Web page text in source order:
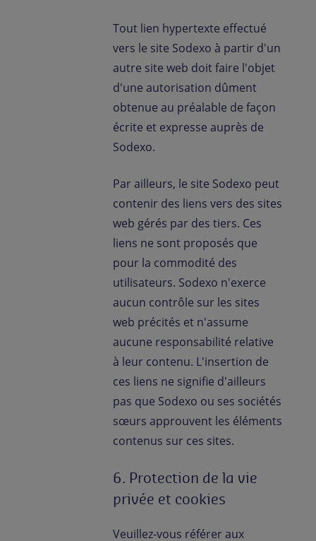
Tout lien hypertexte effectué
vers le site Sodexo à partir d'un
autre site web doit faire l'objet
d'une autorisation dûment
obtenue au préalable de façon
écrite et expresse auprès de
Sodexo.
Par ailleurs, le site Sodexo peut
contenir des liens vers des sites
web gérés par des tiers. Ces
liens ne sont proposés que
pour la commodité des
utilisateurs. Sodexo n'exerce
aucun contrôle sur les sites
web précités et n'assume
aucune responsabilité relative
à leur contenu. L'insertion de
ces liens ne signifie d'ailleurs
pas que Sodexo ou ses sociétés
sœurs approuvent les éléments
contenus sur ces sites.
6. Protection de la vie
privée et cookies
Veuillez-vous référer aux